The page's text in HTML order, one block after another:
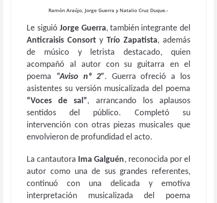
Ramón Araújo, Jorge Guerra y Natalio Cruz Duque.-
Le siguióJorge Guerra, también integrante del
Anticraisis Consort y Trío Zapatista, además
de músico y letrista destacado, quien
acompañó al autor con su guitarra en el
poema
“Aviso nº 2”. Guerra ofreció a los
asistentes su versión musicalizada del poema
“Voces de sal”, arrancando los aplausos
sentidos del público. Completó su
intervención con otras piezas musicales que
envolvieron de profundidad el acto.
La cantautora Ima Galguén, reconocida por el
autor como una de sus grandes referentes,
continuó con una delicada y emotiva
interpretación musicalizada del poema